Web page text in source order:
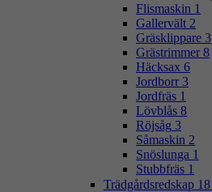
Flismaskin 1
Gallervält 2
Gräsklippare 3
Grästrimmer 8
Häcksax 6
Jordborr 3
Jordfräs 1
Lövblås 8
Röjsåg 3
Såmaskin 2
Snöslunga 1
Stubbfräs 1
Trädgårdsredskap 18